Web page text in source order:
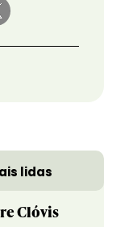
lidas
Clóvis